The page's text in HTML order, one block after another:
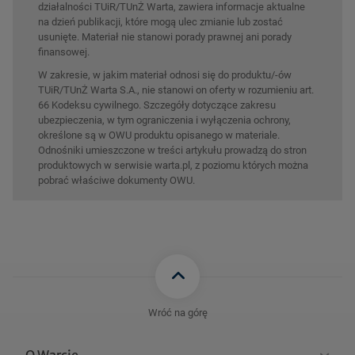
działalności TUiR/TUnŻ Warta, zawiera informacje aktualne
na dzień publikacji, które mogą ulec zmianie lub zostać
usunięte. Materiał nie stanowi porady prawnej ani porady
finansowej.
W zakresie, w jakim materiał odnosi się do produktu/-ów
TUiR/TUnŻ Warta S.A., nie stanowi on oferty w rozumieniu art.
66 Kodeksu cywilnego. Szczegóły dotyczące zakresu
ubezpieczenia, w tym ograniczenia i wyłączenia ochrony,
określone są w OWU produktu opisanego w materiale.
Odnośniki umieszczone w treści artykułu prowadzą do stron
produktowych w serwisie warta.pl, z poziomu których można
pobrać właściwe dokumenty OWU.
Wróć na górę